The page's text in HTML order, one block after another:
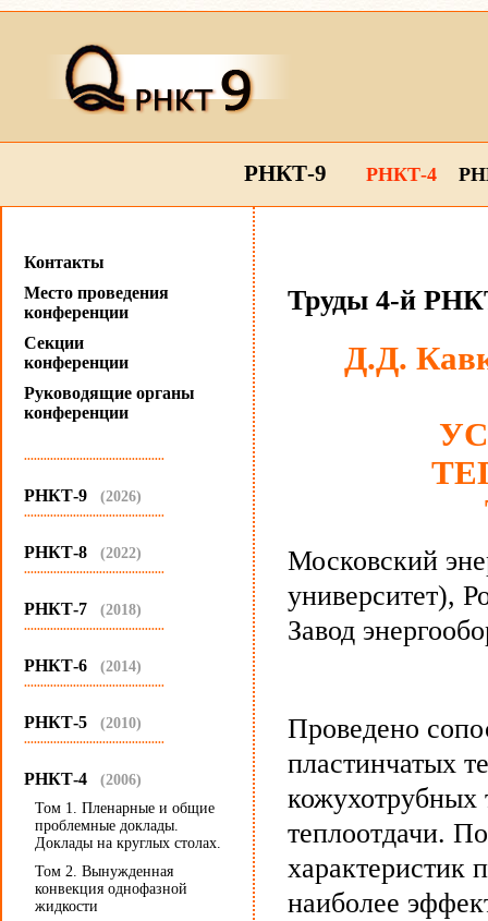
РНКТ-9 РНКТ-4
Контакты
Место проведения
конференции
Секции
конференции
Руководящие органы
конференции
...........................................
РНКТ-9 (2026)
...........................................
РНКТ-8 (2022)
...........................................
РНКТ-7 (2018)
...........................................
РНКТ-6 (2014)
...........................................
РНКТ-5 (2010)
...........................................
РНКТ-4 (2006)
Том 1. Пленарные и общие
проблемные доклады.
Доклады на круглых столах.
Том 2. Вынужденная
конвекция однофазной
жидкости
Труды 4-й
Д.Д.
Московский
университет),
Завод
Проведено
пластинчатых
кожухотрубных
теплоотдачи.
характеристик
наиболее